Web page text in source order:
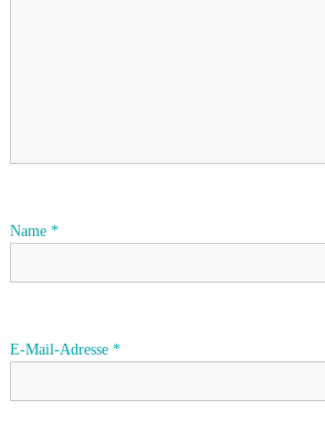
v
i
Name *
E-Mail-Adresse *